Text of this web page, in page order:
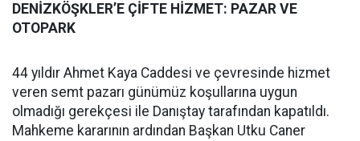
DENİZKÖŞKLER’E ÇİFTE HİZMET: PAZAR VE
OTOPARK
44 yıldır Ahmet Kaya Caddesi ve çevresinde hizmet
veren semt pazarı günümüz koşullarına uygun
olmadığı gerekçesi ile Danıştay tarafından kapatıldı.
Mahkeme kararının ardından Başkan Utku Caner